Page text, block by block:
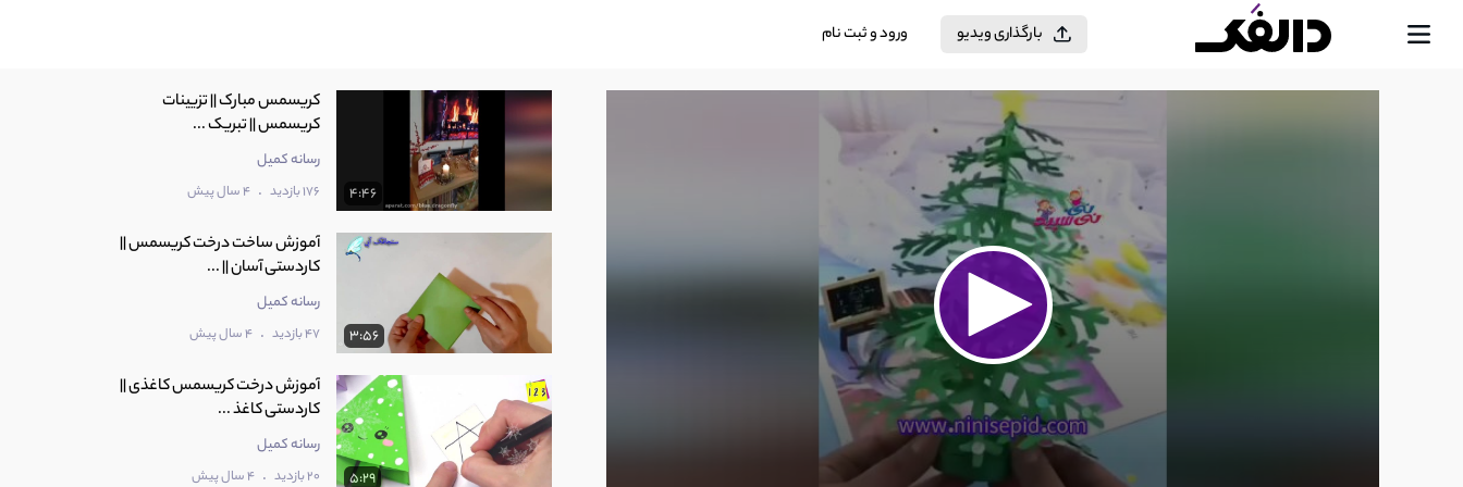
بارگذاری ویدیو ورود و ثبت نام
4:46
کریسمس مبارک || تزیینات
کریسمس || تبریک ...
رسانه کمیل
176 بازدید . 4 سال پیش
3:56
آموزش ساخت درخت کریسمس ||
کاردستی آسان || ...
رسانه کمیل
47 بازدید . 4 سال پیش
5:29
آموزش درخت کریسمس کاغذی ||
کاردستی کاغذ ...
رسانه کمیل
20 بازدید . 4 سال پیش